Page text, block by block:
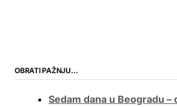
OBRATI PAŽNJU…
Sedam dana u Beogradu